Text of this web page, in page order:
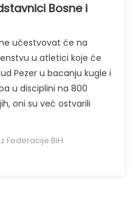
Bosne i
učestvovat će na
u atletici koje će
Pezer u bacanju kugle i
u disciplini na 800
oni su već ostvarili
Federacije BiH